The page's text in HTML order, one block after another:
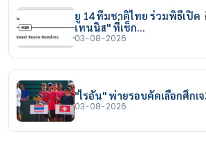
ยู 14 ทีมชาติไทย ร่วมพิธีเปิด
เทนนิส" ที่เช็ก…
03-08-2026
"ไรอัน" พ่ายรอบคัดเลือกศึกเ
03-08-2026